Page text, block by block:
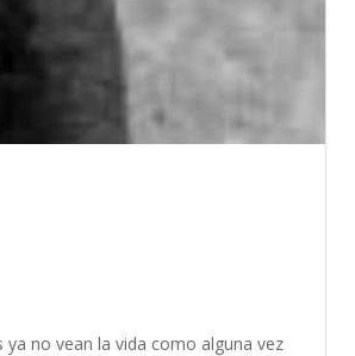
no vean la vida como alguna vez